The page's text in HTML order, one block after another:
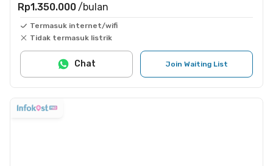
Rp1.350.000 /bulan
Termasuk internet/wifi
Tidak termasuk listrik
Join Waiting List
Chat